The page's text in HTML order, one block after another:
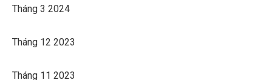
Tháng 3 2024
Tháng 12 2023
Tháng 11 2023